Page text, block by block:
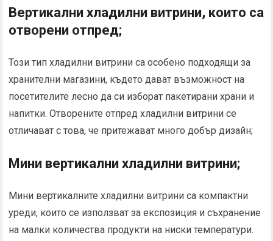
Вертикални хладилни витрини, които са
отворени отпред;
Този тип хладилни витрини са особено подходящи за
хранителни магазини, където дават възможност на
посетителите лесно да си изборат пакетирани храни и
напитки. Отворените отпред хладилни витрини се
отличават с това, че притежават много добър дизайн;
Мини вертикални хладилни витрини;
Мини вертикалните хладилни витрини са компактни
уреди, които се използват за експозиция и съхранение
на малки количества продукти на ниски температури.